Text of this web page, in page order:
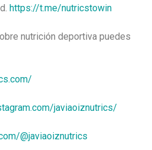
https://t.me/nutricstowin
nutrición deportiva puedes
javiaoiznutrics/
@javiaoiznutrics